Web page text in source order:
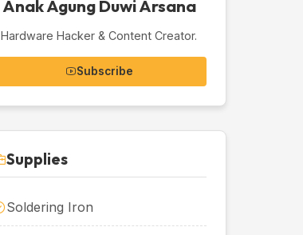
Anak Agung Duwi Arsana
Hardware Hacker & Content Creator.
Subscribe
Supplies
Soldering Iron